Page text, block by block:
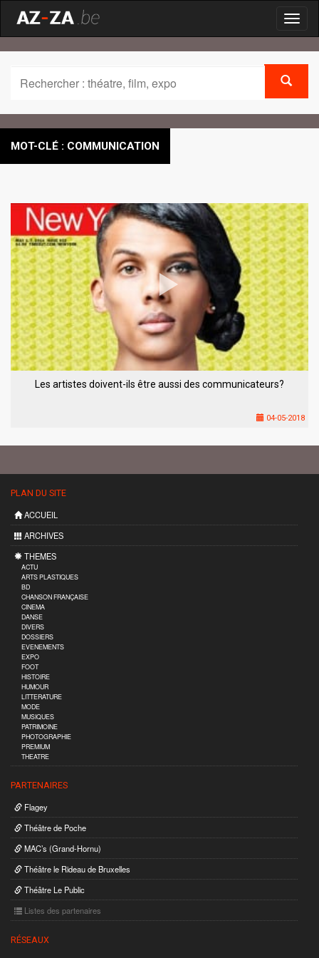
MOT-CLÉ : COMMUNICATION
Les artistes doivent-ils être aussi des communicateurs?
04-05-2018
PLAN DU SITE
ACCUEIL
ARCHIVES
THEMES
ACTU
ARTS PLASTIQUES
BD
CHANSON FRANÇAISE
CINEMA
DANSE
DIVERS
DOSSIERS
EVENEMENTS
EXPO
FOOT
HISTOIRE
HUMOUR
LITTERATURE
MODE
MUSIQUES
PATRIMOINE
PHOTOGRAPHIE
PREMIUM
THEATRE
PARTENAIRES
Flagey
Théâtre de Poche
MAC’s (Grand-Hornu)
Théâtre le Rideau de Bruxelles
Théâtre Le Public
Listes des partenaires
RÉSEAUX